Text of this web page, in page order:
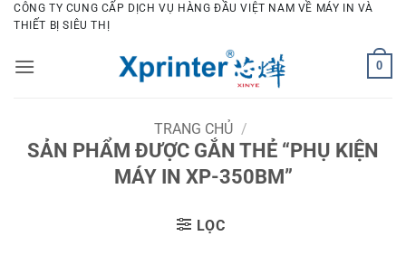
Bỏ
qua
dung
CÔNG TY CUNG CẤP DỊCH VỤ HÀNG ĐẦU VIỆT NAM VỀ MÁY IN VÀ
THIẾT BỊ SIÊU THỊ
0
TRANG CHỦ /
SẢN PHẨM ĐƯỢC GẮN THẺ “PHỤ KIỆN
MÁY IN XP-350BM”
LỌC